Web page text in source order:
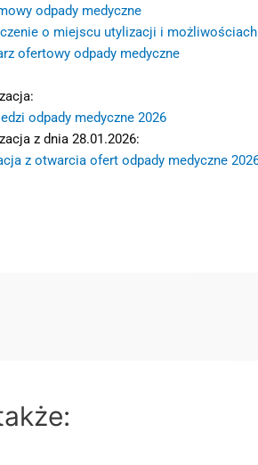
odpady medyczne
o miejscu utylizacji i
ofertowy odpady medyczne
odpady medyczne 2026
z dnia 28.01.2026:
z otwarcia ofert odpady medyczne